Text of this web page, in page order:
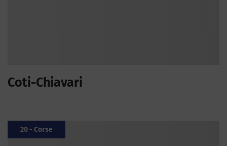
Coti-Chiavari
20 - Corse